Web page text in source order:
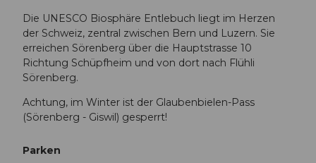
Die UNESCO Biosphäre Entlebuch liegt im Herzen
der Schweiz, zentral zwischen Bern und Luzern. Sie
erreichen Sörenberg über die Hauptstrasse 10
Richtung Schüpfheim und von dort nach Flühli
Sörenberg.
Achtung, im Winter ist der Glaubenbielen-Pass
(Sörenberg - Giswil) gesperrt!
Parken